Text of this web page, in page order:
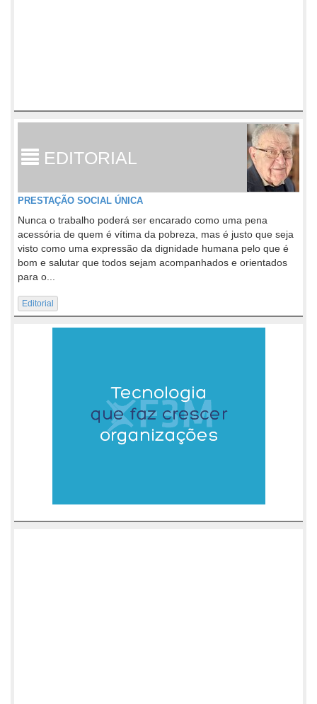
EDITORIAL
PRESTAÇÃO SOCIAL ÚNICA
Nunca o trabalho poderá ser encarado como uma pena
acessória de quem é vítima da pobreza, mas é justo que seja
visto como uma expressão da dignidade humana pelo que é
bom e salutar que todos sejam acompanhados e orientados
para o...
Editorial